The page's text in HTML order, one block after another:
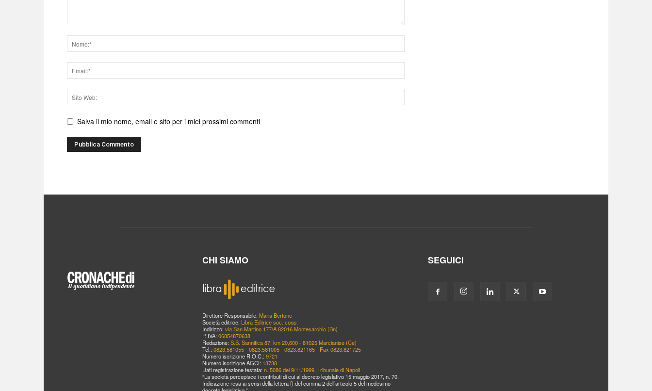
Nome
Email
Sito
web
Salva il mio nome, email e sito per i miei prossimi commenti
CHI SIAMO
Direttore Responsabile: Maria Bertone
Società editrice: Libra Editrice soc. coop.
Indirizzo: via San Martino 177/A 82016 Montesarchio (Bn)
P. IVA: 06854870638
Redazione: S.S. Sannitica 87, km 20,600 - 81025 Marcianise (Ce)
Tel.: 0823.581055 - 0823.581005 - 0823.821165 - Fax 0823.821725
Numero iscrizione R.O.C.: 9721
Numero iscrizione AGCI: 13738
Dati registrazione testata: n. 5086 del 9/11/1999, Tribunale di Napoli
“La società percepisce i contributi di cui al decreto legislativo 15 maggio 2017, n. 70.
Indicazione resa ai sensi della lettera f) del comma 2 dell’articolo 5 del medesimo
SEGUICI